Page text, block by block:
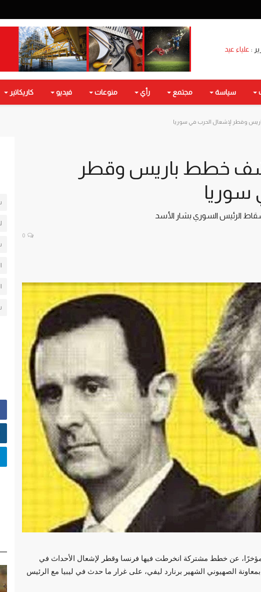
: علياء عيد
سياسة مجتمع رأي منوعات فيديو كاريكاتير
وقطر لإشعال الحرب في سوريا
خطط باريس وقطر
سوريا
الرئيس السوري بشار الأسد
0
عن خطط مشتركة انخرطت فيها فرنسا وقطر لإشعال الأحداث في
الصهيوني الشهير برنارد ليفي، على غرار ما حدث في ليبيا مع الرئيس